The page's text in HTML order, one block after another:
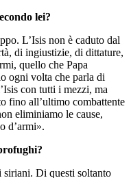
lei?
L’Isis non è caduto dal
di ingiustizie, di dittature,
quello che Papa
ogni volta che parla di
con tutti i mezzi, ma
fino all’ultimo combattente
eliminiamo le cause,
d’armi».
Di questi soltanto